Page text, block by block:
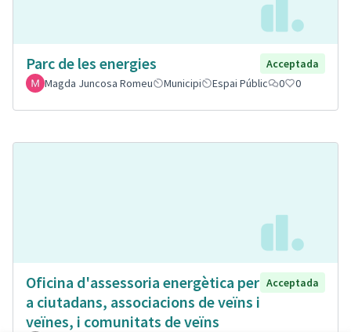
Parc de les energies
Acceptada
Magda Juncosa Romeu
Municipi Espai Públic 0 0
Oficina d'assessoria energètica per
a ciutadans, associacions de veïns i
veïnes, i comunitats de veïns
Acceptada